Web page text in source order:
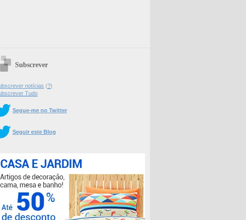
Subscrever
notícias (?)
Tudo
Segue-me no Twitter
Seguir este Blog